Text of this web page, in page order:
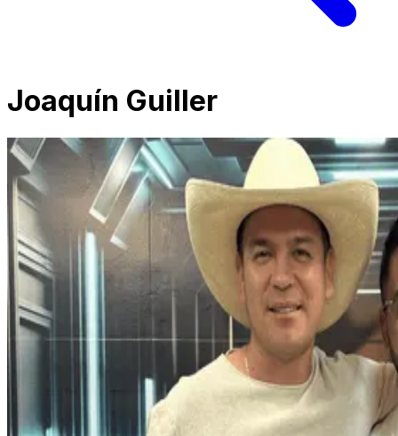
Joaquín Guiller